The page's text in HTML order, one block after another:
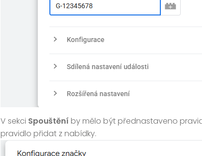
V sekci Spouštění by mělo být přednastaveno
pravidlo přidat z nabídky.